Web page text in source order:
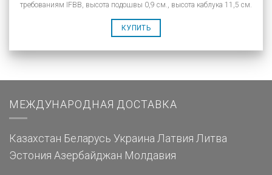
требованиям IFBB, высота подошвы 0,9 см., высота каблука 11,5 см.
КУПИТЬ
МЕЖДУНАРОДНАЯ ДОСТАВКА
Казахстан Беларусь Украина Латвия Литва
Эстония Азербайджан Молдавия